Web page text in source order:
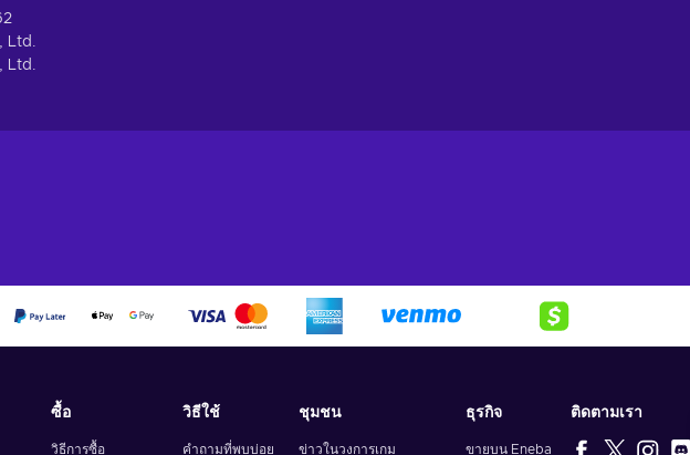
Ltd.
Ltd.
ซื้อ
วิธีการซื้อ
วิธีใช้
คำถามที่พบบ่อย
ชุมชน
ข่าวในวงการเกม
ธุรกิจ
ขายบน Eneba
ติดตามเรา